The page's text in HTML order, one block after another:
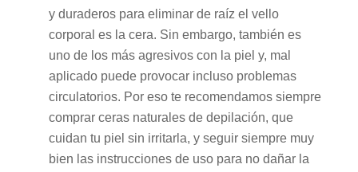
y duraderos para eliminar de raíz el vello
corporal es la cera. Sin embargo, también es
uno de los más agresivos con la piel y, mal
aplicado puede provocar incluso problemas
circulatorios. Por eso te recomendamos siempre
comprar ceras naturales de depilación, que
cuidan tu piel sin irritarla, y seguir siempre muy
bien las instrucciones de uso para no dañar la